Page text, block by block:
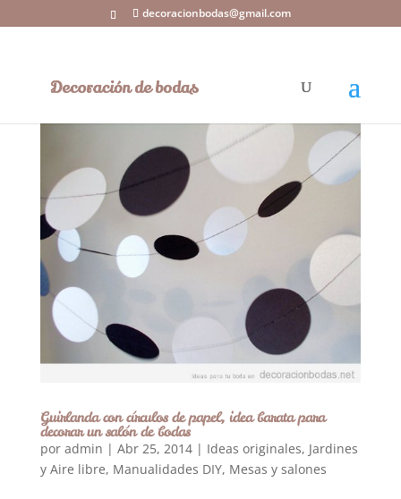
decoracionbodas@gmail.com
Guirlanda con círculos de papel, idea barata para
decorar un salón de bodas
por admin | Abr 25, 2014| Ideas originales, Jardines
y Aire libre, Manualidades DIY, Mesas y salones